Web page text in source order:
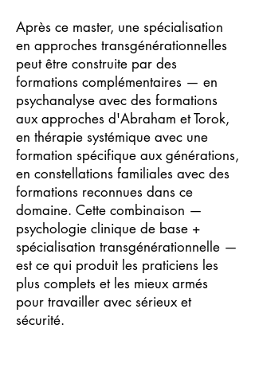
Après ce master, une spécialisation
en approches transgénérationnelles
peut être construite par des
formations complémentaires — en
psychanalyse avec des formations
aux approches d'Abraham et Torok,
en thérapie systémique avec une
formation spécifique aux générations,
en constellations familiales avec des
formations reconnues dans ce
domaine. Cette combinaison —
psychologie clinique de base +
spécialisation transgénérationnelle —
est ce qui produit les praticiens les
plus complets et les mieux armés
pour travailler avec sérieux et
sécurité.